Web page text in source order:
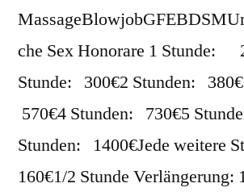
che Sex Honorare 1 Stunde:
Stunde: 300€2 Stunden:
570€4 Stunden: 730€5
Stunden: 1400€Jede
160€1/2 Stunde Verlängerung: